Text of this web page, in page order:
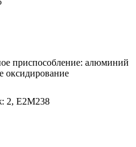
приспособление: алюминий
оксидирование
2, E2M238